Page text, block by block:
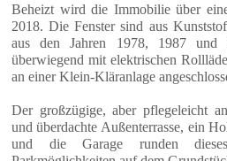
Beheizt wird die Immobilie über
2018. Die Fenster sind aus
aus den Jahren 1978, 1987 und
überwiegend mit elektrischen
an einer Klein-Kläranlage
Der großzügige, aber pflegeleicht
und überdachte Außenterrasse, ein
und die Garage runden